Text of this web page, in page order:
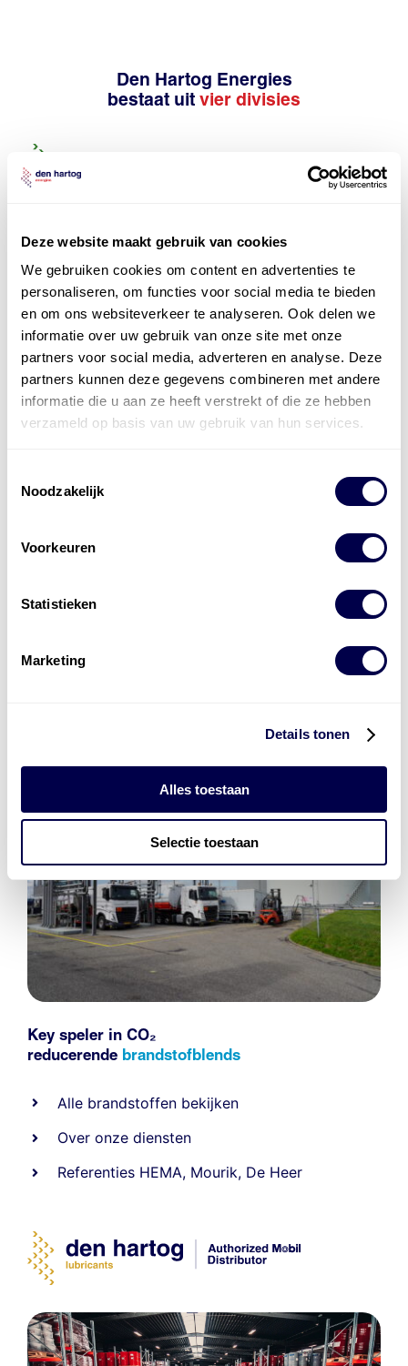
Deze website maakt gebruik van cookies
We gebruiken cookies om content en advertenties te
personaliseren, om functies voor social media te bieden
en om ons websiteverkeer te analyseren. Ook delen we
informatie over uw gebruik van onze site met onze
partners voor social media, adverteren en analyse. Deze
partners kunnen deze gegevens combineren met andere
informatie die u aan ze heeft verstrekt of die ze hebben
verzameld op basis van uw gebruik van hun services.
Noodzakelijk
Voorkeuren
Statistieken
Marketing
Details tonen
Alles toestaan
Selectie toestaan
Den Hartog Energies
bestaat uit vier divisies
Levert complete
Installatie van laadinfra en accu’s
Key speler in CO₂
reducerende brandstofblends
Alle brandstoffen bekijken
Over onze diensten
Referenties HEMA, Mourik, De Heer